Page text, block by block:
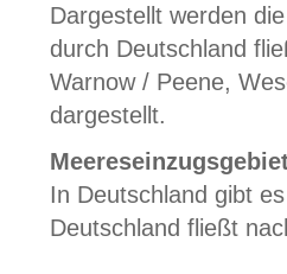
Dargestellt werden
durch Deutschland
Warnow / Peene,
dargestellt.
In Deutschland gibt
Deutschland fließt